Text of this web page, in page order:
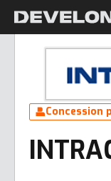
Concession